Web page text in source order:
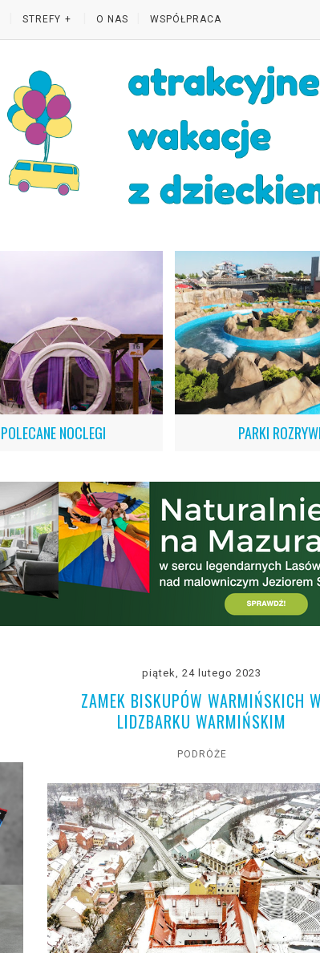
STREFY O NAS WSPÓŁPRACA
POLECANE NOCLEGI PARKI
piątek, 24 lutego 2023
ZAMEK BISKUPÓW WARMIŃSKICH W
LIDZBARKU WARMIŃSKIM
PODRÓŻE